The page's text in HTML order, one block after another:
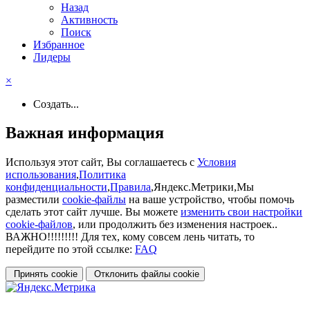
Назад
Активность
Поиск
Избранное
Лидеры
×
Создать...
Важная информация
Используя этот сайт, Вы соглашаетесь с Условия
использования,Политика
конфиденциальности,Правила,Яндекс.Метрики,Мы
разместили cookie-файлы на ваше устройство, чтобы помочь
сделать этот сайт лучше. Вы можете изменить свои настройки
cookie-файлов, или продолжить без изменения настроек..
ВАЖНО!!!!!!!!! Для тех, кому совсем лень читать, то
перейдите по этой ссылке: FAQ
Принять cookie Отклонить файлы сookie